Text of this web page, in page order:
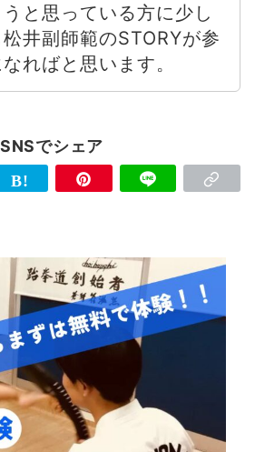
と思っている方に少し
井副師範のSTORYが参
ればと思います。
SNSでシェア